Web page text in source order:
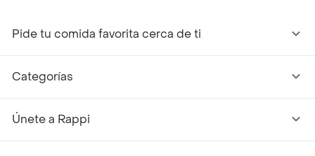
Pide tu comida favorita cerca de ti
Categorías
Únete a Rappi